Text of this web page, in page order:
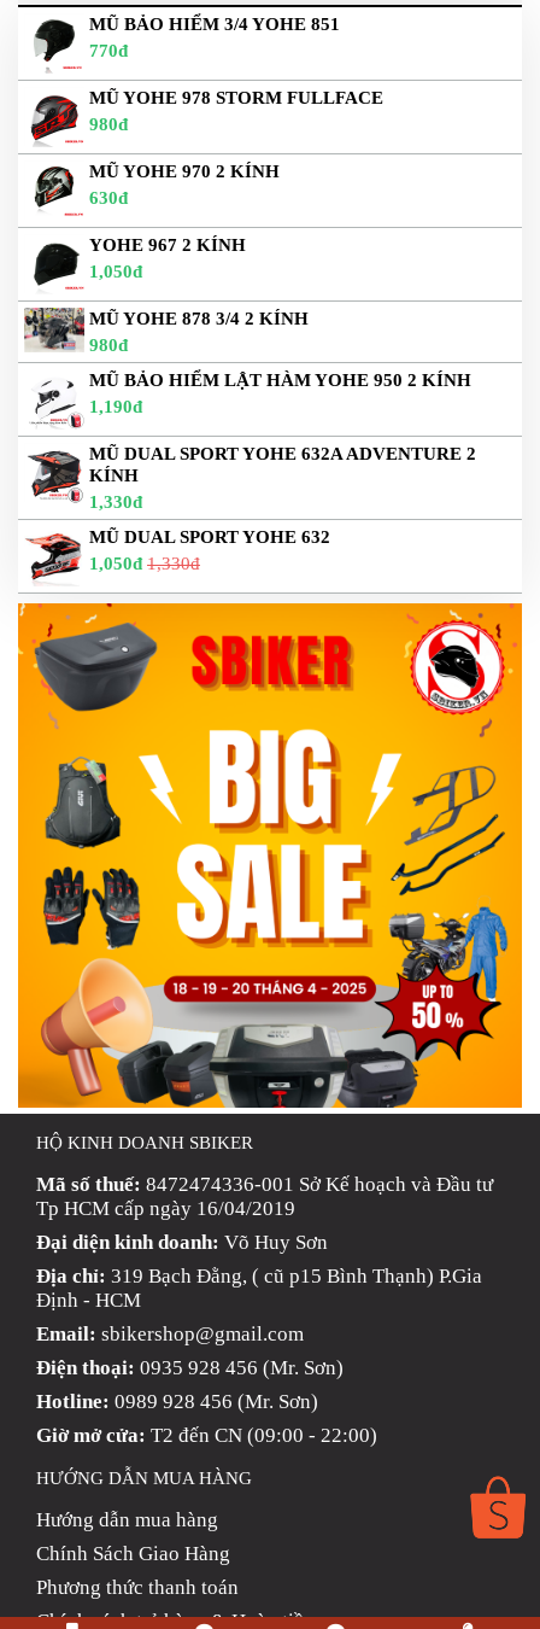
MŨ BẢO HIỂM 3/4 YOHE 851
770đ
MŨ YOHE 978 STORM FULLFACE
980đ
MŨ YOHE 970 2 KÍNH
630đ
YOHE 967 2 KÍNH
1,050đ
MŨ YOHE 878 3/4 2 KÍNH
980đ
MŨ BẢO HIỂM LẬT HÀM YOHE 950 2 KÍNH
1,190đ
MŨ DUAL SPORT YOHE 632A ADVENTURE 2
KÍNH
1,330đ
MŨ DUAL SPORT YOHE 632
1,050đ 1,330đ
HỘ KINH DOANH SBIKER
Mã số thuế: 8472474336-001 Sở Kế hoạch và Đầu tư
Tp HCM cấp ngày 16/04/2019
Đại diện kinh doanh: Võ Huy Sơn
Địa chỉ: 319 Bạch Đằng, ( cũ p15 Bình Thạnh) P.Gia
Định - HCM
Email: sbikershop@gmail.com
Điện thoại: 0935 928 456 (Mr. Sơn)
Hotline: 0989 928 456 (Mr. Sơn)
Giờ mở cửa: T2 đến CN (09:00 - 22:00)
HƯỚNG DẪN MUA HÀNG
Hướng dẫn mua hàng
Chính Sách Giao Hàng
Phương thức thanh toán
Chính sách trả hàng & Hoàn tiền